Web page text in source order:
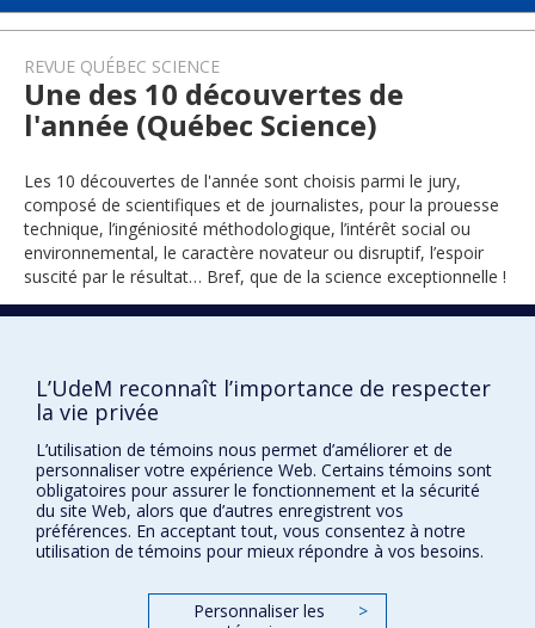
REVUE QUÉBEC SCIENCE
Une des 10 découvertes de
l'année (Québec Science)
Les 10 découvertes de l'année sont choisis parmi le jury,
composé de scientifiques et de journalistes, pour la prouesse
technique, l’ingéniosité méthodologique, l’intérêt social ou
environnemental, le caractère novateur ou disruptif, l’espoir
suscité par le résultat… Bref, que de la science exceptionnelle !
Prix et distinctions
Accessibilité
L’UdeM reconnaît l’importance de respecter
la vie privée
L’utilisation de témoins nous permet d’améliorer et de
personnaliser votre expérience Web. Certains témoins sont
obligatoires pour assurer le fonctionnement et la sécurité
du site Web, alors que d’autres enregistrent vos
préférences. En acceptant tout, vous consentez à notre
utilisation de témoins pour mieux répondre à vos besoins.
Personnaliser les
>